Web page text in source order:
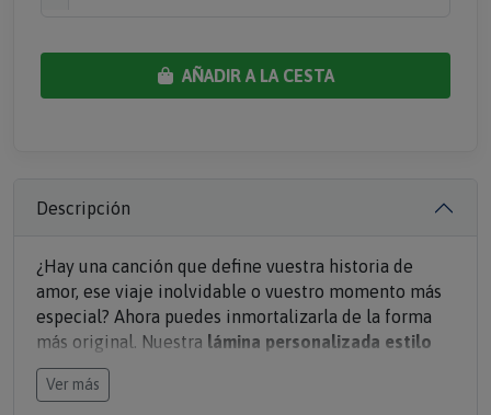
AÑADIR A LA CESTA
Descripción
¿Hay una canción que define vuestra historia de
amor, ese viaje inolvidable o vuestro momento más
especial? Ahora puedes inmortalizarla de la forma
más original. Nuestra lámina personalizada estilo
Spotifyte permite transformar cualquier temazo o
lista de reproducción en un recuerdo físico único,
Ver más